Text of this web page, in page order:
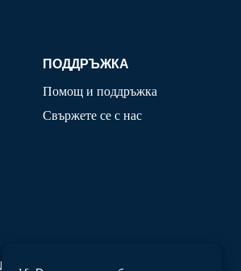
ПОДДРЪЖКА
Помощ и поддръжка
Свържете се с нас